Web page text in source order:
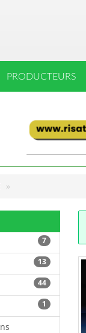
PRODUCTEURS
7
13
44
1